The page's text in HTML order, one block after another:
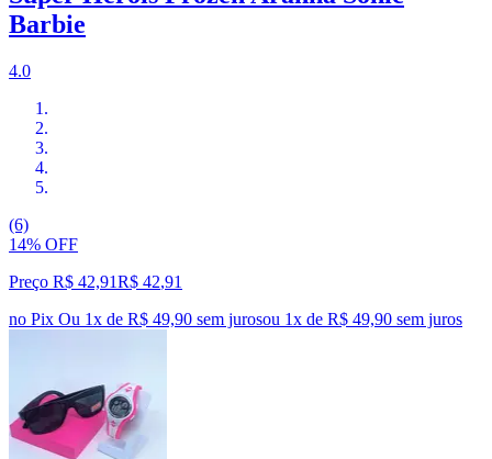
Barbie
4.0
(6)
14% OFF
Preço R$ 42,91R$ 42,91
no Pix Ou 1x de R$ 49,90 sem jurosou 1x de R$ 49,90 sem juros